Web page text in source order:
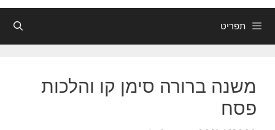
תפריט
משנה ברורה סימן קו והלכות
פסח